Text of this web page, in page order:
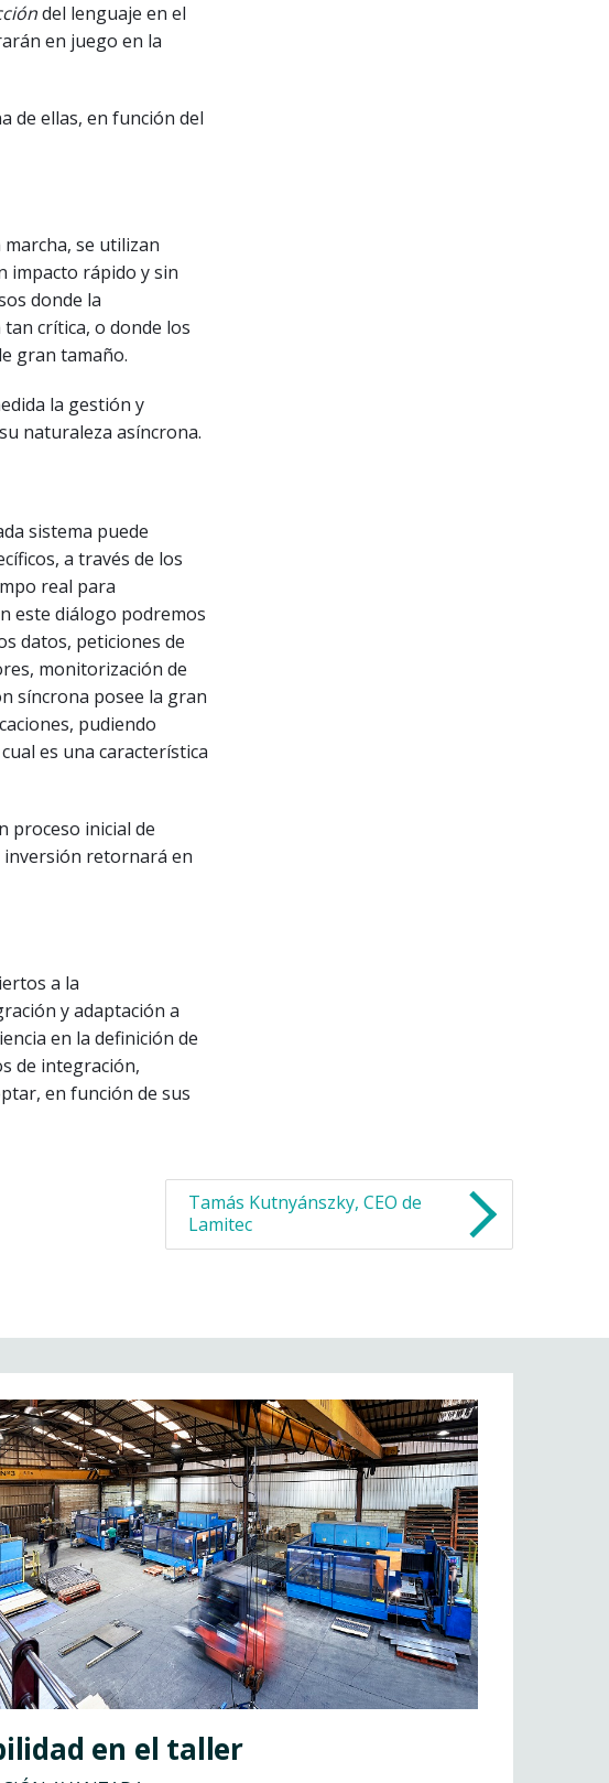
del lenguaje en el
en juego en la
de ellas, en función del
se utilizan
impacto rápido y sin
donde la
crítica, o donde los
gran tamaño.
la gestión y
naturaleza asíncrona.
sistema puede
a través de los
real para
este diálogo podremos
datos, peticiones de
monitorización de
síncrona posee la gran
pudiendo
es una característica
proceso inicial de
inversión retornará en
a la
y adaptación a
en la definición de
de integración,
en función de sus
Tamás Kutnyánszky, CEO de
Lamitec
en el taller